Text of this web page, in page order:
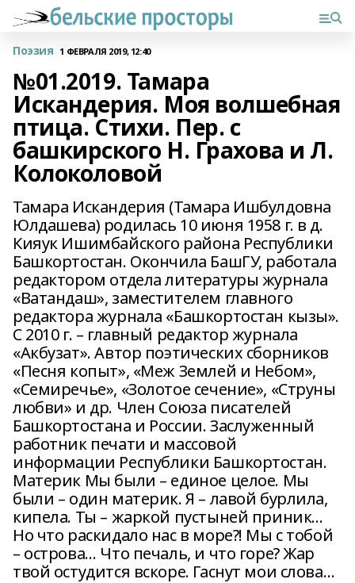
Поэзия 1 ФЕВРАЛЯ 2019, 12:40
№01.2019. Тамара
Искандерия. Моя волшебная
птица. Стихи. Пер. с
башкирского Н. Грахова и Л.
Колоколовой
Тамара Искандерия (Тамара Ишбулдовна
Юлдашева) родилась 10 июня 1958 г. в д.
Кияук Ишимбайского района Республики
Башкортостан. Окончила БашГУ, работала
редактором отдела литературы журнала
«Ватандаш», заместителем главного
редактора журнала «Башкортостан кызы».
С 2010 г. – главный редактор журнала
«Акбузат». Автор поэтических сборников
«Песня копыт», «Меж Землей и Небом»,
«Семиречье», «Золотое сечение», «Струны
любви» и др. Член Союза писателей
Башкортостана и России. Заслуженный
работник печати и массовой
информации Республики Башкортостан.
Материк Мы были – единое целое. Мы
были – один материк. Я – лавой бурлила,
кипела. Ты – жаркой пустыней приник…
Но что раскидало нас в море?! Мы с тобой
– острова… Что печаль, и что горе? Жар
твой остудится вскоре. Гаснут мои слова…